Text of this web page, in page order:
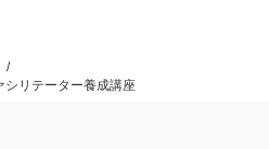
シリテーター養成講座